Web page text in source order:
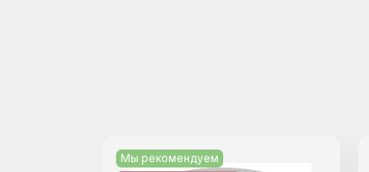
Мы рекомендуем